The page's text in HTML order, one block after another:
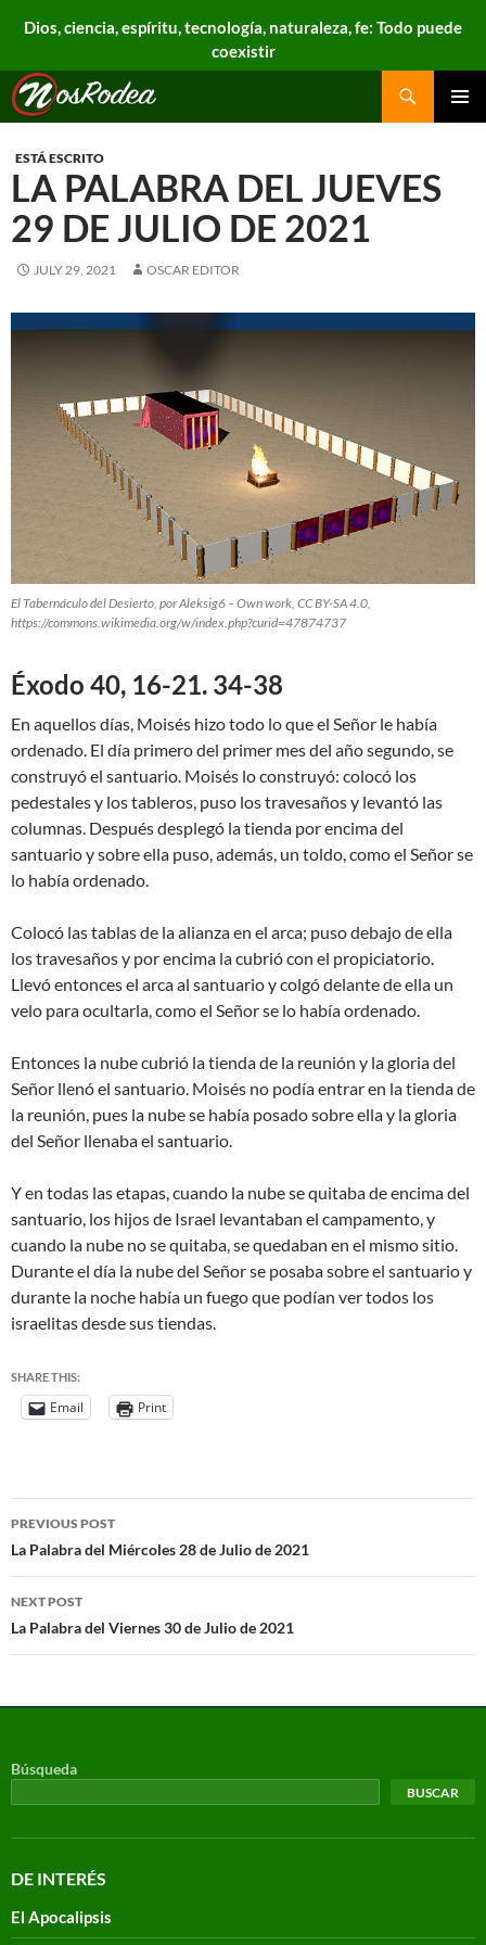
Dios, ciencia, espíritu, tecnología, naturaleza, fe: Todo puede
coexistir
Nos Rodea
Search
ESTÁ ESCRITO
LA PALABRA DEL JUEVES
29 DE JULIO DE 2021
JULY 29, 2021 OSCAR EDITOR
El Tabernáculo del Desierto, por Aleksig6 – Own work, CC BY-SA 4.0,
https://commons.wikimedia.org/w/index.php?curid=47874737
Éxodo 40, 16-21. 34-38
En aquellos días, Moisés hizo todo lo que el Señor le había
ordenado. El día primero del primer mes del año segundo, se
construyó el santuario. Moisés lo construyó: colocó los
pedestales y los tableros, puso los travesaños y levantó las
columnas. Después desplegó la tienda por encima del
santuario y sobre ella puso, además, un toldo, como el Señor se
lo había ordenado.
Colocó las tablas de la alianza en el arca; puso debajo de ella
los travesaños y por encima la cubrió con el propiciatorio.
Llevó entonces el arca al santuario y colgó delante de ella un
velo para ocultarla, como el Señor se lo había ordenado.
Entonces la nube cubrió la tienda de la reunión y la gloria del
Señor llenó el santuario. Moisés no podía entrar en la tienda de
la reunión, pues la nube se había posado sobre ella y la gloria
del Señor llenaba el santuario.
Y en todas las etapas, cuando la nube se quitaba de encima del
santuario, los hijos de Israel levantaban el campamento, y
cuando la nube no se quitaba, se quedaban en el mismo sitio.
Durante el día la nube del Señor se posaba sobre el santuario y
durante la noche había un fuego que podían ver todos los
israelitas desde sus tiendas.
SHARE THIS:
Email Print
PREVIOUS POST
La Palabra del Miércoles 28 de Julio de 2021
NEXT POST
La Palabra del Viernes 30 de Julio de 2021
Búsqueda
BUSCAR
DE INTERÉS
El Apocalipsis